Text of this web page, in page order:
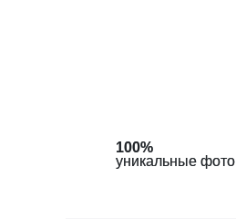
100%
уникальные фото
100%
уникальные фото
100%
уникальные фото
100%
уникальные фото